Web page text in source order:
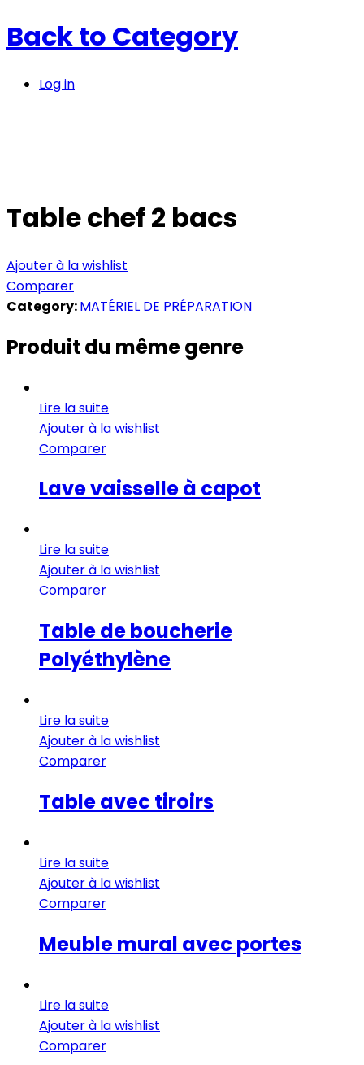
Back to Category
Log in
Table chef 2 bacs
Ajouter à la wishlist
Comparer
Category:MATÉRIEL DE PRÉPARATION
Produit du même genre
Lire la suite
Ajouter à la wishlist
Comparer
Lave vaisselle à capot
Lire la suite
Ajouter à la wishlist
Comparer
Table de boucherie
Polyéthylène
Lire la suite
Ajouter à la wishlist
Comparer
Table avec tiroirs
Lire la suite
Ajouter à la wishlist
Comparer
Meuble mural avec portes
Lire la suite
Ajouter à la wishlist
Comparer